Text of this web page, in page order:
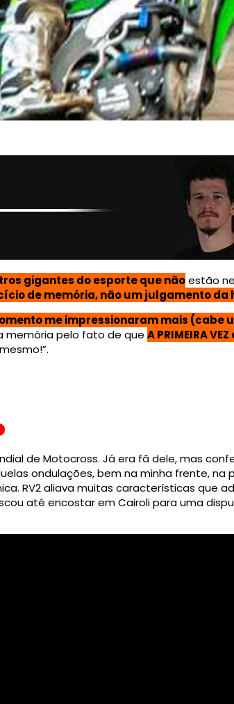
gigantes do esporte que nãoestão
de memória, não um julgamento da
me impressionaram mais (cabe
memória pelo fato de que A PRIMEIRA
de Motocross. Já era fã dele, mas
ondulações, bem na minha frente, na
RV2 aliava muitas características que
até encostar em Cairoli para uma